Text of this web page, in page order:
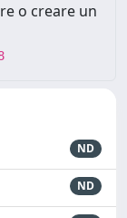
o creare un
ND
ND